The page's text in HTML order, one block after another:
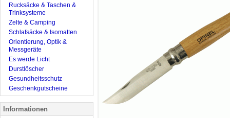
Rucksäcke & Taschen &
Trinksysteme
Zelte & Camping
Schlafsäcke & Isomatten
Orientierung, Optik &
Messgeräte
Es werde Licht
Durstlöscher
Gesundheitsschutz
Geschenkgutscheine
Informationen